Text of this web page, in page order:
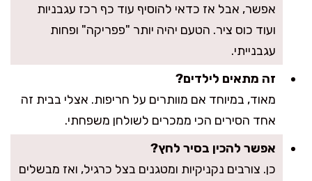
אפשר, אבל אז כדאי להוסיף עוד כף רכז עגבניות
ועוד כוס ציר. הטעם יהיה יותר "פפריקה" ופחות
עגבנייתי.
זה מתאים לילדים?
מאוד, במיוחד אם מוותרים על חריפות. אצלי בבית זה
אחד הסירים הכי ממכרים לשולחן משפחתי.
אפשר להכין בסיר לחץ?
כן. צורבים נקניקיות ומטגנים בצל כרגיל, ואז מבשלים